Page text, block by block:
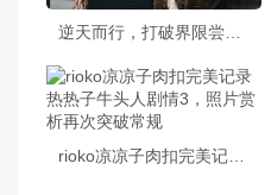
逆天而行，打破界限尝试rioko凉凉子明日方舟原图的全新展示
rioko凉凉子肉扣完美记录热热子牛头人剧情3，照片赏析再次突破常规